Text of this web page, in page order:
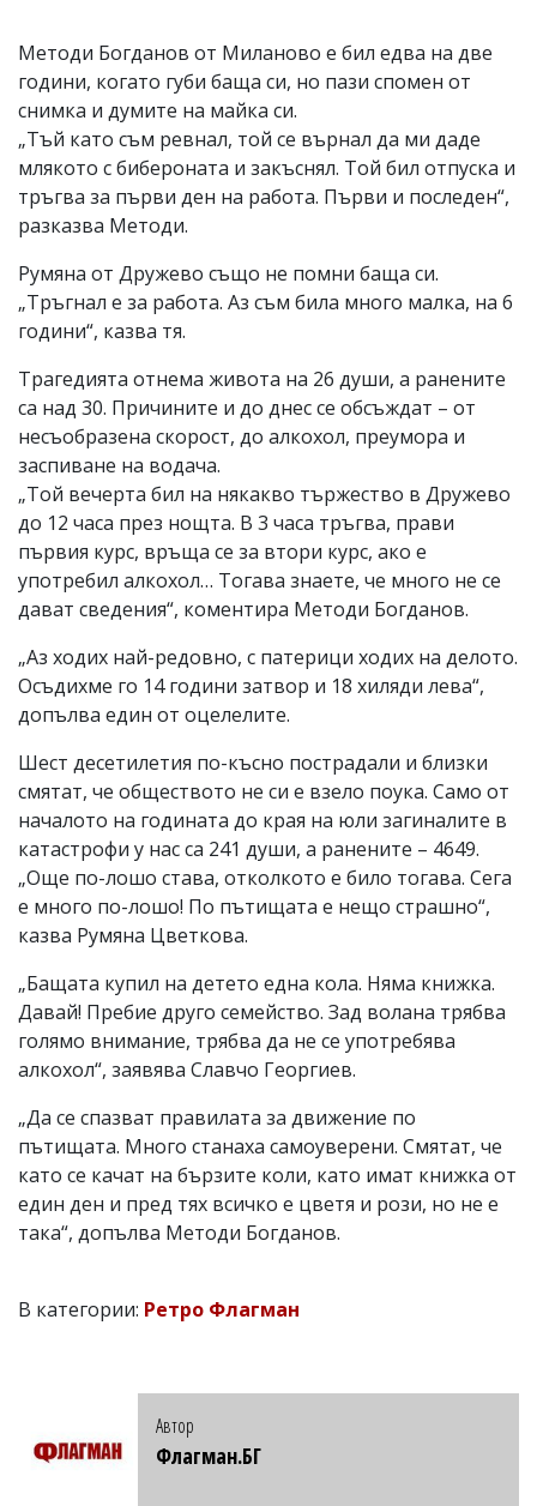
Методи Богданов от Миланово е бил едва на две
години, когато губи баща си, но пази спомен от
снимка и думите на майка си.
„Тъй като съм ревнал, той се върнал да ми даде
млякото с бибероната и закъснял. Той бил отпуска и
тръгва за първи ден на работа. Първи и последен“,
разказва Методи.
Румяна от Дружево също не помни баща си.
„Тръгнал е за работа. Аз съм била много малка, на 6
години“, казва тя.
Трагедията отнема живота на 26 души, а ранените
са над 30. Причините и до днес се обсъждат – от
несъобразена скорост, до алкохол, преумора и
заспиване на водача.
„Той вечерта бил на някакво тържество в Дружево
до 12 часа през нощта. В 3 часа тръгва, прави
първия курс, връща се за втори курс, ако е
употребил алкохол… Тогава знаете, че много не се
дават сведения“, коментира Методи Богданов.
„Аз ходих най-редовно, с патерици ходих на делото.
Осъдихме го 14 години затвор и 18 хиляди лева“,
допълва един от оцелелите.
Шест десетилетия по-късно пострадали и близки
смятат, че обществото не си е взело поука. Само от
началото на годината до края на юли загиналите в
катастрофи у нас са 241 души, а ранените – 4649.
„Още по-лошо става, отколкото е било тогава. Сега
е много по-лошо! По пътищата е нещо страшно“,
казва Румяна Цветкова.
„Бащата купил на детето една кола. Няма книжка.
Давай! Пребие друго семейство. Зад волана трябва
голямо внимание, трябва да не се употребява
алкохол“, заявява Славчо Георгиев.
„Да се спазват правилата за движение по
пътищата. Много станаха самоуверени. Смятат, че
като се качат на бързите коли, като имат книжка от
един ден и пред тях всичко е цветя и рози, но не е
така“, допълва Методи Богданов.
В категории: Ретро Флагман
Автор
Флагман.БГ